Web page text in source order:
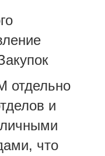
отдельно
и
что